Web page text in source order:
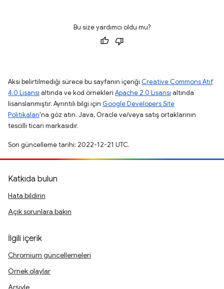
Bu size yardımcı oldu mu?
Aksi belirtilmediği sürece bu sayfanın içeriği Creative Commons Atıf
4.0 Lisansı altında ve kod örnekleri Apache 2.0 Lisansı altında
lisanslanmıştır. Ayrıntılı bilgi için Google Developers Site
Politikaları'na göz atın. Java, Oracle ve/veya satış ortaklarının
tescilli ticari markasıdır.
Son güncelleme tarihi: 2022-12-21 UTC.
Katkıda bulun
Hata bildirin
Açık sorunlara bakın
İlgili içerik
Chromium güncellemeleri
Örnek olaylar
Arşivle